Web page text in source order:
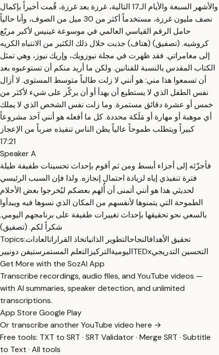
والأشهر السبعة والأيام الـ17 التالية، غرزة بعد غرزة، قُمت أخيراً بإكمال
نصف مليون غرزة، مستخدماً أكثر من 30 ميل من الصوف، وأنا حالياً
حامل الرقم القياسي العالمي في موسوعة غينيس لأكبر مربّع
كروشيه. (تصفيق) (هتاف) جذبت خلال ذلك الكثير من الانتباه الكريه
إلى مغامراتي. فقد ظهرت في مجلة نيوزويك، وإريك نيوز، وهي تمثل
الكتاب المقدس بالنسبة للفنانين. ولكن ما أريد منكم أن تستوعبوه بعد
أن تسمعوا هذا مني: هو أنني لا زلت طالباً متوسط المستوى. لا أزال
نفس الطفل الذي لا يستطيع أن يهدأ أو أن يركّز على شيء لأكثر من
خمس أو عشرة دقائق مستمرة. وما زلت نفس الشخص الذي لا يملك
أي موهبة أو مهارة أو مَلَكة محددة. كل ما أفعله هو أنني آخذ مشروعاً
كبيراً ويتطلب طموحاً عالياً يظن الناس تنفيذه ضرباً من الإعجاز
17:21
Speaker A
فأجزّئه إلى أجزاء أبسط ومن ثم أقوم بإحداث تحسينات طفيفة طيلة
فترة تنفيذي إياه لزيادة احتمال إنجازه. ولذا فإن السبب الرئيسي
لحديثي هذا هو أنني أتمنى أن أُلهم بعضكم ليُخرجوا بعض الأحلام
الطموحة التي يتمنوها لأنفسهم من المكان الذي نسوها فيه ويبدأوا
بالسعي نحو تحقيقها بإحداث تغييرات طفيفة على برنامجهم اليومي.
شكراً لكم. (تصفيق)
Topics:
تحقيق الأهدافالنجاحالتطوير الذاتياتخاذ القراراتالعادات
اليوميةالتركيز التعلم المستمر ستيفن دونيير TEDxالتحسين التدريجي
Get More with the SozAI App
Transcribe recordings, audio files, and YouTube videos —
with AI summaries, speaker detection, and unlimited
transcriptions.
App Store Google Play
Or transcribe another YouTube video here →
Free tools: TXT to SRT · SRT Validator· Merge SRT · Subtitle
to Text · All tools